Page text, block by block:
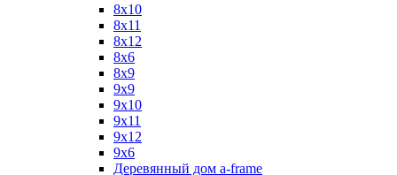
8х10
8х11
8х12
8х6
8х9
9x9
9х10
9х11
9х12
9х6
Деревянный дом a-frame